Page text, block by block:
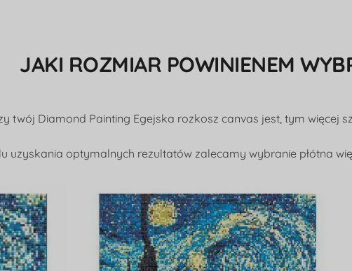
JAKI ROZMIAR POWINIENEM
twój Diamond Painting Egejska rozkosz canvas jest, tym więcej
uzyskania optymalnych rezultatów zalecamy wybranie płótna